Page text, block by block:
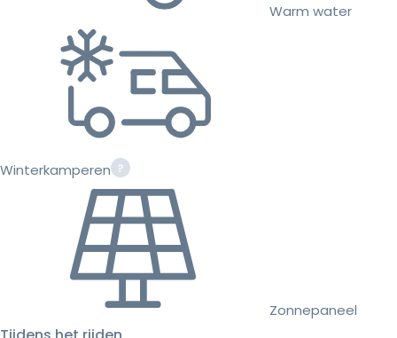
Warm water
Winterkamperen
Zonnepaneel